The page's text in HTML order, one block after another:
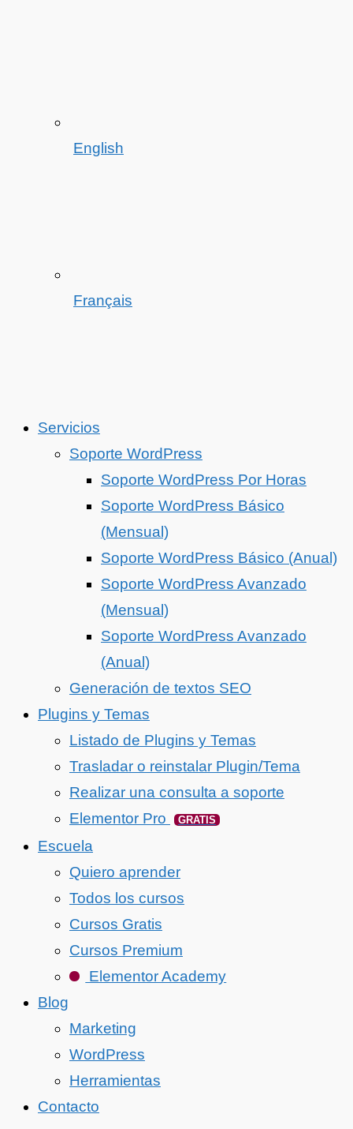
English
Français
Servicios
Soporte WordPress
Soporte WordPress Por Horas
Soporte WordPress Básico
(Mensual)
Soporte WordPress Básico (Anual)
Soporte WordPress Avanzado
(Mensual)
Soporte WordPress Avanzado
(Anual)
Generación de textos SEO
Plugins y Temas
Listado de Plugins y Temas
Trasladar o reinstalar Plugin/Tema
Realizar una consulta a soporte
Elementor Pro
GRATIS
Escuela
Quiero aprender
Todos los cursos
Cursos Gratis
Cursos Premium
Elementor Academy
Blog
Marketing
WordPress
Herramientas
Contacto